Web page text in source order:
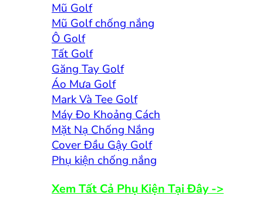
Mũ Golf
Mũ Golf chống nắng
Ô Golf
Tất Golf
Găng Tay Golf
Áo Mưa Golf
Mark Và Tee Golf
Máy Đo Khoảng Cách
Mặt Nạ Chống Nắng
Cover Đầu Gậy Golf
Phụ kiện chống nắng
Xem Tất Cả Phụ Kiện Tại Đây ->